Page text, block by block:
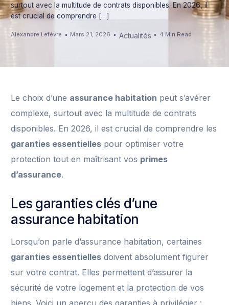
surtout avec la multitude de contrats disponibles. En 2026, il
est crucial de comprendre […]
Alexandre Lefèvre Mars 21, 2026 Actualités 4 Min Read
Le choix d’une assurance habitation peut s’avérer
complexe, surtout avec la multitude de contrats
disponibles. En 2026, il est crucial de comprendre les
garanties essentielles pour optimiser votre
protection tout en maîtrisant vos primes
d’assurance.
Les garanties clés d’une
assurance habitation
Lorsqu’on parle d’assurance habitation, certaines
garanties essentielles doivent absolument figurer
sur votre contrat. Elles permettent d’assurer la
sécurité de votre logement et la protection de vos